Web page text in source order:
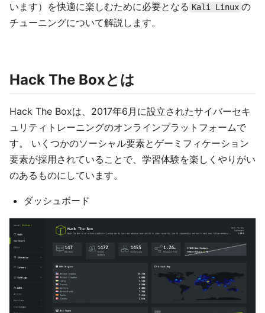
います）を快適に楽しむために必要となる Kali Linux の
チューニングについて解説します。
Hack The Boxとは
Hack The Boxは、2017年6月に設立されたサイバーセキ
ュリティトレーニングのオンラインプラットフォームで
す。 いくつかのソーシャル要素とゲーミフィケーション
要素が採用されていることで、学習体験を楽しくやりがい
のあるものにしています。
ダッシュボード